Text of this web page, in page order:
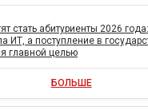
стать абитуриенты 2026
ИТ, а поступление в
главной целью
БОЛЬШЕ